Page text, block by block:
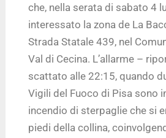
che, nella serata di sabato 4
interessato la zona de La
Strada Statale 439, nel
Val di Cecina. L’allarme –
scattato alle 22:15, quando
Vigili del Fuoco di Pisa sono
incendio di sterpaglie che si
piedi della collina,